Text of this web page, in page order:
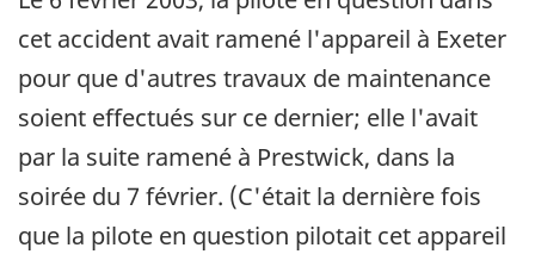
cet accident avait ramené l'appareil à Exeter
pour que d'autres travaux de maintenance
soient effectués sur ce dernier; elle l'avait
par la suite ramené à Prestwick, dans la
soirée du 7 février. (C'était la dernière fois
que la pilote en question pilotait cet appareil